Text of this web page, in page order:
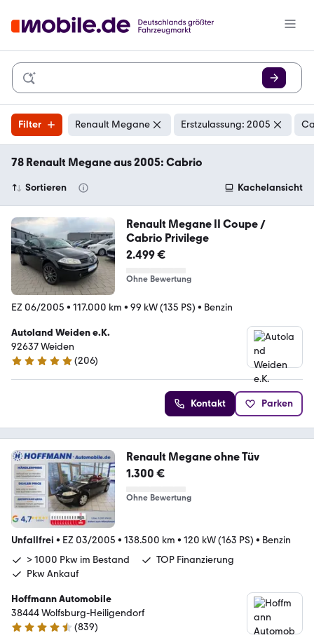
Filter Renault Megane Erstzulassung: 2005
78 Renault Megane aus 2005: Cabrio
Sortieren Kachelansicht
Renault Megane II Coupe /
Cabrio Privilege
2.499 €
Ohne Bewertung
EZ 06/2005 • 117.000 km • 99 kW (135 PS) • Benzin
Autoland Weiden e.K.
92637 Weiden
4.8 Sterne
(206)
Kontakt Parken
Renault Megane ohne Tüv
1.300 €
Ohne Bewertung
Unfallfrei • EZ 03/2005 • 138.500 km • 120 kW (163 PS) • Benzin
> 1000 Pkw im Bestand
TOP Finanzierung
Pkw Ankauf
Hoffmann Automobile
38444 Wolfsburg-Heiligendorf
4.5 Sterne
(839)